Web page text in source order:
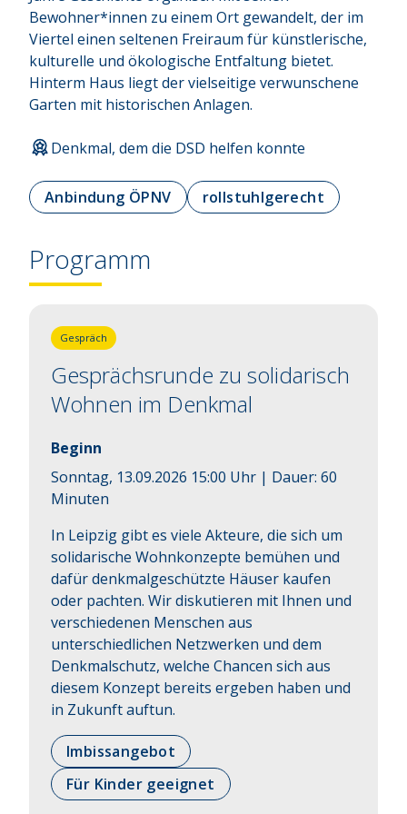
Bewohner*innen zu einem Ort gewandelt, der im
Viertel einen seltenen Freiraum für künstlerische,
kulturelle und ökologische Entfaltung bietet.
Hinterm Haus liegt der vielseitige verwunschene
Garten mit historischen Anlagen.
Denkmal, dem die DSD helfen konnte
Anbindung ÖPNV rollstuhlgerecht
Programm
Gespräch
Gesprächsrunde zu solidarisch
Wohnen im Denkmal
Beginn
Sonntag, 13.09.2026 15:00 Uhr | Dauer: 60
Minuten
In Leipzig gibt es viele Akteure, die sich um
solidarische Wohnkonzepte bemühen und
dafür denkmalgeschützte Häuser kaufen
oder pachten. Wir diskutieren mit Ihnen und
verschiedenen Menschen aus
unterschiedlichen Netzwerken und dem
Denkmalschutz, welche Chancen sich aus
diesem Konzept bereits ergeben haben und
in Zukunft auftun.
Imbissangebot
Für Kinder geeignet